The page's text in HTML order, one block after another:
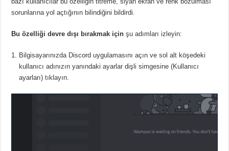
sorunlarına yol açtığının bilindiğini bildirdi.
Bu özelliği devre dışı bırakmak için şu adımları izleyin:
Bilgisayarınızda Discord uygulamasını açın ve sol alt köşedeki
kullanıcı adınızın yanındaki ayarlar dişli simgesine (Kullanıcı
ayarları) tıklayın.